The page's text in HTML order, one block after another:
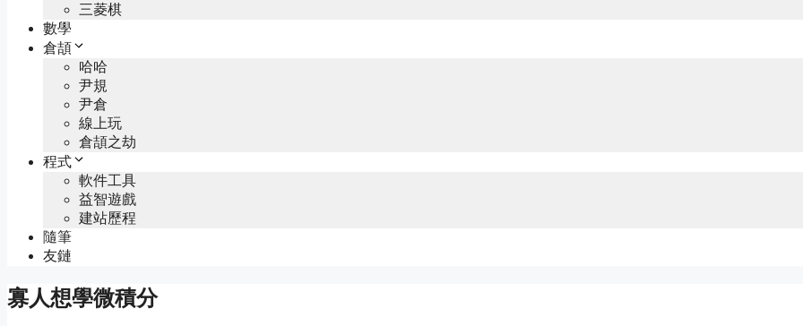
三菱棋
數學
倉頡
哈哈
尹規
尹倉
線上玩
倉頡之劫
程式
軟件工具
益智遊戲
建站歷程
隨筆
友鏈
寡人想學微積分